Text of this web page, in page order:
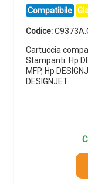
Compatibile
Codice:
Cartuccia
Stampanti: Hp
MFP, Hp
DESIGNJET…